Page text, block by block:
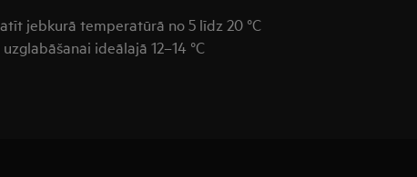
jebkurā temperatūrā no 5 līdz 20 °C
ideālajā 12–14 °C